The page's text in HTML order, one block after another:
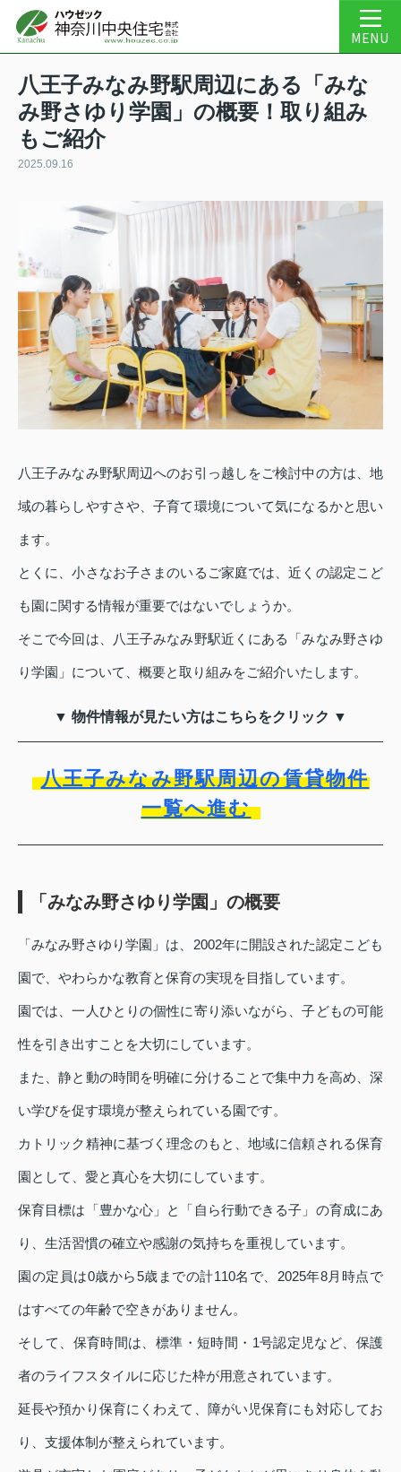
MENU
八王子みなみ野駅周辺にある「みな
み野さゆり学園」の概要！取り組み
もご紹介
2025.09.16
八王子みなみ野駅周辺へのお引っ越しをご検討中の方は、地
域の暮らしやすさや、子育て環境について気になるかと思い
ます。
とくに、小さなお子さまのいるご家庭では、近くの認定こど
も園に関する情報が重要ではないでしょうか。
そこで今回は、八王子みなみ野駅近くにある「みなみ野さゆ
り学園」について、概要と取り組みをご紹介いたします。
▼ 物件情報が見たい方はこちらをクリック ▼
八王子みなみ野駅周辺の賃貸物件
一覧へ進む
「みなみ野さゆり学園」の概要
「みなみ野さゆり学園」は、2002年に開設された認定こども
園で、やわらかな教育と保育の実現を目指しています。
園では、一人ひとりの個性に寄り添いながら、子どもの可能
性を引き出すことを大切にしています。
また、静と動の時間を明確に分けることで集中力を高め、深
い学びを促す環境が整えられている園です。
カトリック精神に基づく理念のもと、地域に信頼される保育
園として、愛と真心を大切にしています。
保育目標は「豊かな心」と「自ら行動できる子」の育成にあ
り、生活習慣の確立や感謝の気持ちを重視しています。
園の定員は0歳から5歳までの計110名で、2025年8月時点で
はすべての年齢で空きがありません。
そして、保育時間は、標準・短時間・1号認定児など、保護
者のライフスタイルに応じた枠が用意されています。
延長や預かり保育にくわえて、障がい児保育にも対応してお
り、支援体制が整えられています。